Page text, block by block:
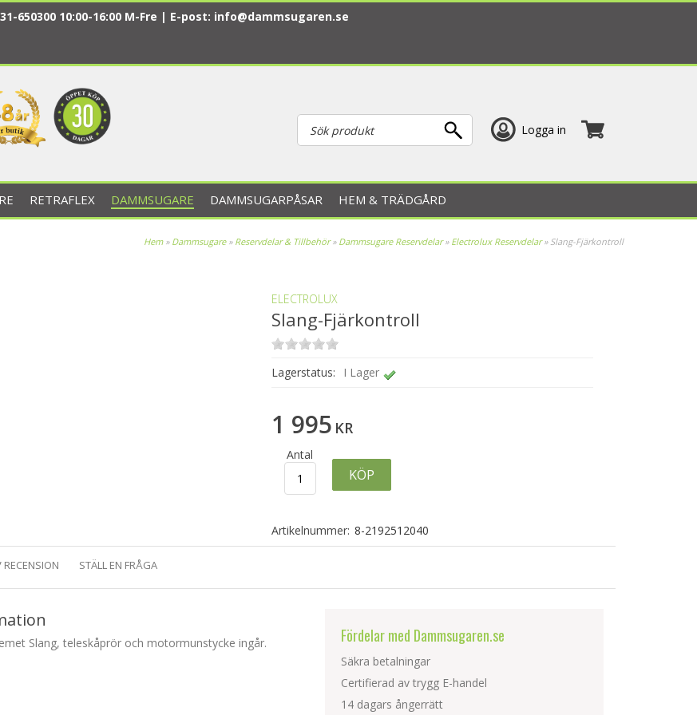
650300 10:00-16:00 M-Fre | E-post: info@dammsugaren.se
Logga in
RETRAFLEX DAMMSUGARE DAMMSUGARPÅSAR HEM & TRÄDGÅRD
Hem» Dammsugare» Reservdelar & Tillbehör» Dammsugare Reservdelar» Electrolux Reservdelar» Slang-Fjärkontroll
ELECTROLUX
Slang-Fjärkontroll
Lagerstatus: I Lager
1 995 KR
Antal
KÖP
Artikelnummer: 8-2192512040
RECENSION STÄLL EN FRÅGA
Slang, teleskåprör och motormunstycke ingår. Fördelar med Dammsugaren.se
Säkra betalningar
Certifierad av trygg E-handel
14 dagars ångerrätt